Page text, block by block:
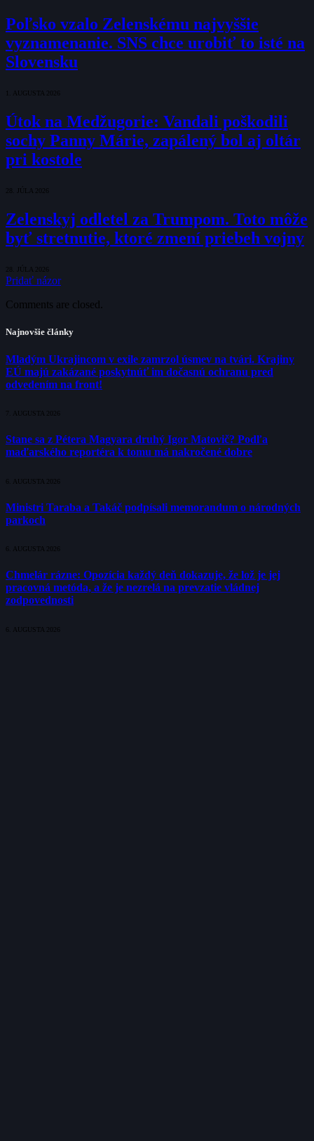
Poľsko vzalo Zelenskému najvyššie
vyznamenanie. SNS chce urobiť to isté na
Slovensku
1. AUGUSTA 2026
Útok na Medžugorie: Vandali poškodili
sochy Panny Márie, zapálený bol aj oltár
pri kostole
28. JÚLA 2026
Zelenskyj odletel za Trumpom. Toto môže
byť stretnutie, ktoré zmení priebeh vojny
28. JÚLA 2026
Pridať názor
Comments are closed.
Najnovšie články
Mladým Ukrajincom v exile zamrzol úsmev na tvári. Krajiny
EÚ majú zakázané poskytnúť im dočasnú ochranu pred
odvedením na front!
7. AUGUSTA 2026
Stane sa z Pétera Magyara druhý Igor Matovič? Podľa
maďarského reportéra k tomu má nakročené dobre
6. AUGUSTA 2026
Ministri Taraba a Takáč podpísali memorandum o národných
parkoch
6. AUGUSTA 2026
Chmelár rázne: Opozícia každý deň dokazuje, že lož je jej
pracovná metóda, a že je nezrelá na prevzatie vládnej
zodpovednosti
6. AUGUSTA 2026